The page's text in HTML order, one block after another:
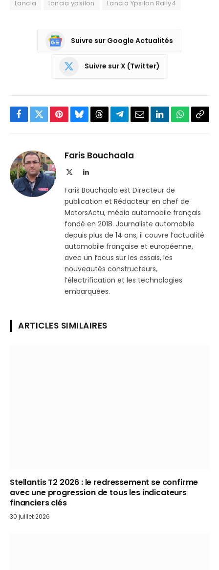
Lancia lancia ypsilon Lancia Ypsilon Rally4
Suivre sur Google Actualités
Suivre sur X (Twitter)
Facebook
TwitterPinterestBlueskyThreadsPartager
Telegram
EmailLinkedInWhatsApp
Faris Bouchaala
LinkedIn
Faris Bouchaala est Directeur de
publication et Rédacteur en chef de
MotorsActu, média automobile français
fondé en 2018. Journaliste automobile
depuis plus de 14 ans, il couvre l’actualité
automobile française et européenne,
avec un focus sur les essais, les
nouveautés constructeurs,
l’électrification et les technologies
embarquées.
ARTICLES SIMILAIRES
Stellantis T2 2026 : le redressement se confirme
avec une progression de tous les indicateurs
financiers clés
30 juillet 2026